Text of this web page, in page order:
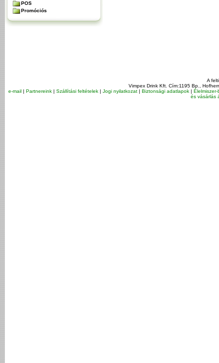
POS
Promóciós
A
Vimpex Drink Kft. Cím:1195 Bp.,
e-mail| Partnereink| Szállítási feltételek| Jogi nyilatkozat| Biztonsági adatlapok|
és vásárlás